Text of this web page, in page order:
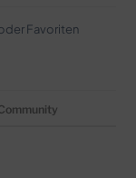
Favoriten